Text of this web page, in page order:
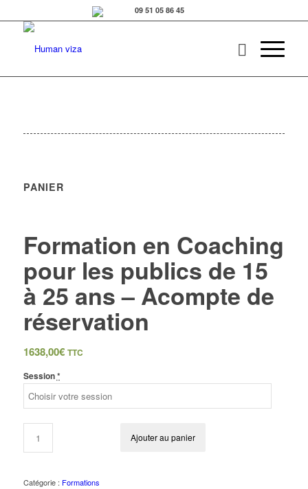
PANIER
Formation en Coaching
pour les publics de 15
à 25 ans – Acompte de
réservation
1638,00€ TTC
Session*
Ajouter au panier
Catégorie : Formations